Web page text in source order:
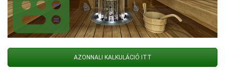
AZONNALI KALKULÁCIÓ ITT